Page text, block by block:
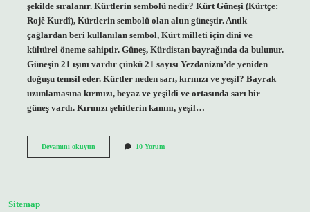
şekilde sıralanır. Kürtlerin sembolü nedir? Kürt Güneşi (Kürtçe:
Rojê Kurdî), Kürtlerin sembolü olan altın güneştir. Antik
çağlardan beri kullanılan sembol, Kürt milleti için dini ve
kültürel öneme sahiptir. Güneş, Kürdistan bayrağında da bulunur.
Güneşin 21 ışını vardır çünkü 21 sayısı Yezdanizm’de yeniden
doğuşu temsil eder. Kürtler neden sarı, kırmızı ve yeşil? Bayrak
uzunlamasına kırmızı, beyaz ve yeşildi ve ortasında sarı bir
güneş vardı. Kırmızı şehitlerin kanını, yeşil…
Devamını okuyunKürtlerin
10 Yorum
Sitemap